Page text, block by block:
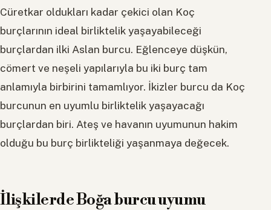
Cüretkar oldukları kadar çekici olan Koç
burçlarının ideal birliktelik yaşayabileceği
burçlardan ilki Aslan burcu. Eğlenceye düşkün,
cömert ve neşeli yapılarıyla bu iki burç tam
anlamıyla birbirini tamamlıyor. İkizler burcu da Koç
burcunun en uyumlu birliktelik yaşayacağı
burçlardan biri. Ateş ve havanın uyumunun hakim
olduğu bu burç birlikteliği yaşanmaya değecek.
İlişkilerde Boğa burcu uyumu